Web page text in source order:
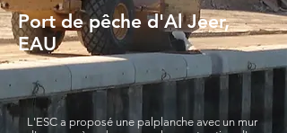
Port de pêche d'Al Jeer,
EAU
L'ESC a proposé une palplanche avec un mur